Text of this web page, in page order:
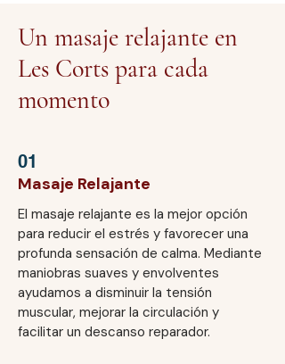
Un masaje relajante en
Les Corts para cada
momento
01
Masaje Relajante
El masaje relajante es la mejor opción
para reducir el estrés y favorecer una
profunda sensación de calma. Mediante
maniobras suaves y envolventes
ayudamos a disminuir la tensión
muscular, mejorar la circulación y
facilitar un descanso reparador.